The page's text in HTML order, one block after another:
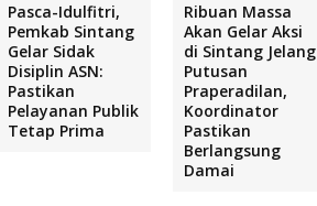
Pasca-Idulfitri,
Pemkab Sintang
Gelar Sidak
Disiplin ASN:
Pastikan
Pelayanan Publik
Tetap Prima
Ribuan Massa
Akan Gelar Aksi
di Sintang Jelang
Putusan
Praperadilan,
Koordinator
Pastikan
Berlangsung
Damai